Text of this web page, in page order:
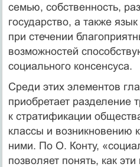
се­мью, собственность,
государство, а также
при стечении
возможностей
социального консен­суса.
Среди этих элементов
приобретает разделе­ние
к стратификации
классы и возникновению
ними. По О. Конту,
позволяет понять, как